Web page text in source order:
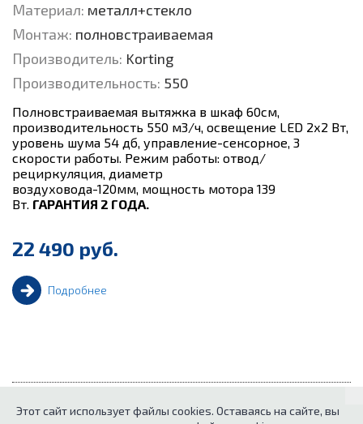
Материал: металл+стекло
Монтаж: полновстраиваемая
Производитель: Korting
Производительность: 550
Полновстраиваемая вытяжка в шкаф 60см,
производительность 550 м3/ч, освещение LED 2х2 Вт,
уровень шума 54 дб, управление-сенсорное, 3
скорости работы. Режим работы: отвод/
рециркуляция, диаметр
воздуховода-120мм, мощность мотора 139
Вт. ГАРАНТИЯ 2 ГОДА.
22 490 руб.
Подробнее
1 ... 8 9 10 11
Этот сайт использует файлы cookies. Оставаясь на сайте, вы